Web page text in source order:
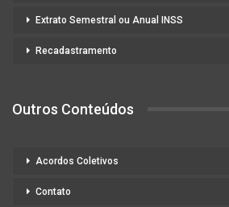
Extrato Semestral ou Anual INSS
Recadastramento
Outros Conteúdos
Acordos Coletivos
Contato